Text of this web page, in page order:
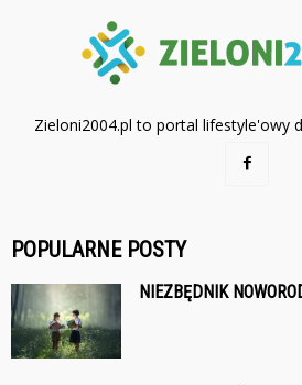
Zieloni2004.pl to portal lifestyle'owy
POPULARNE POSTY
NIEZBĘDNIK